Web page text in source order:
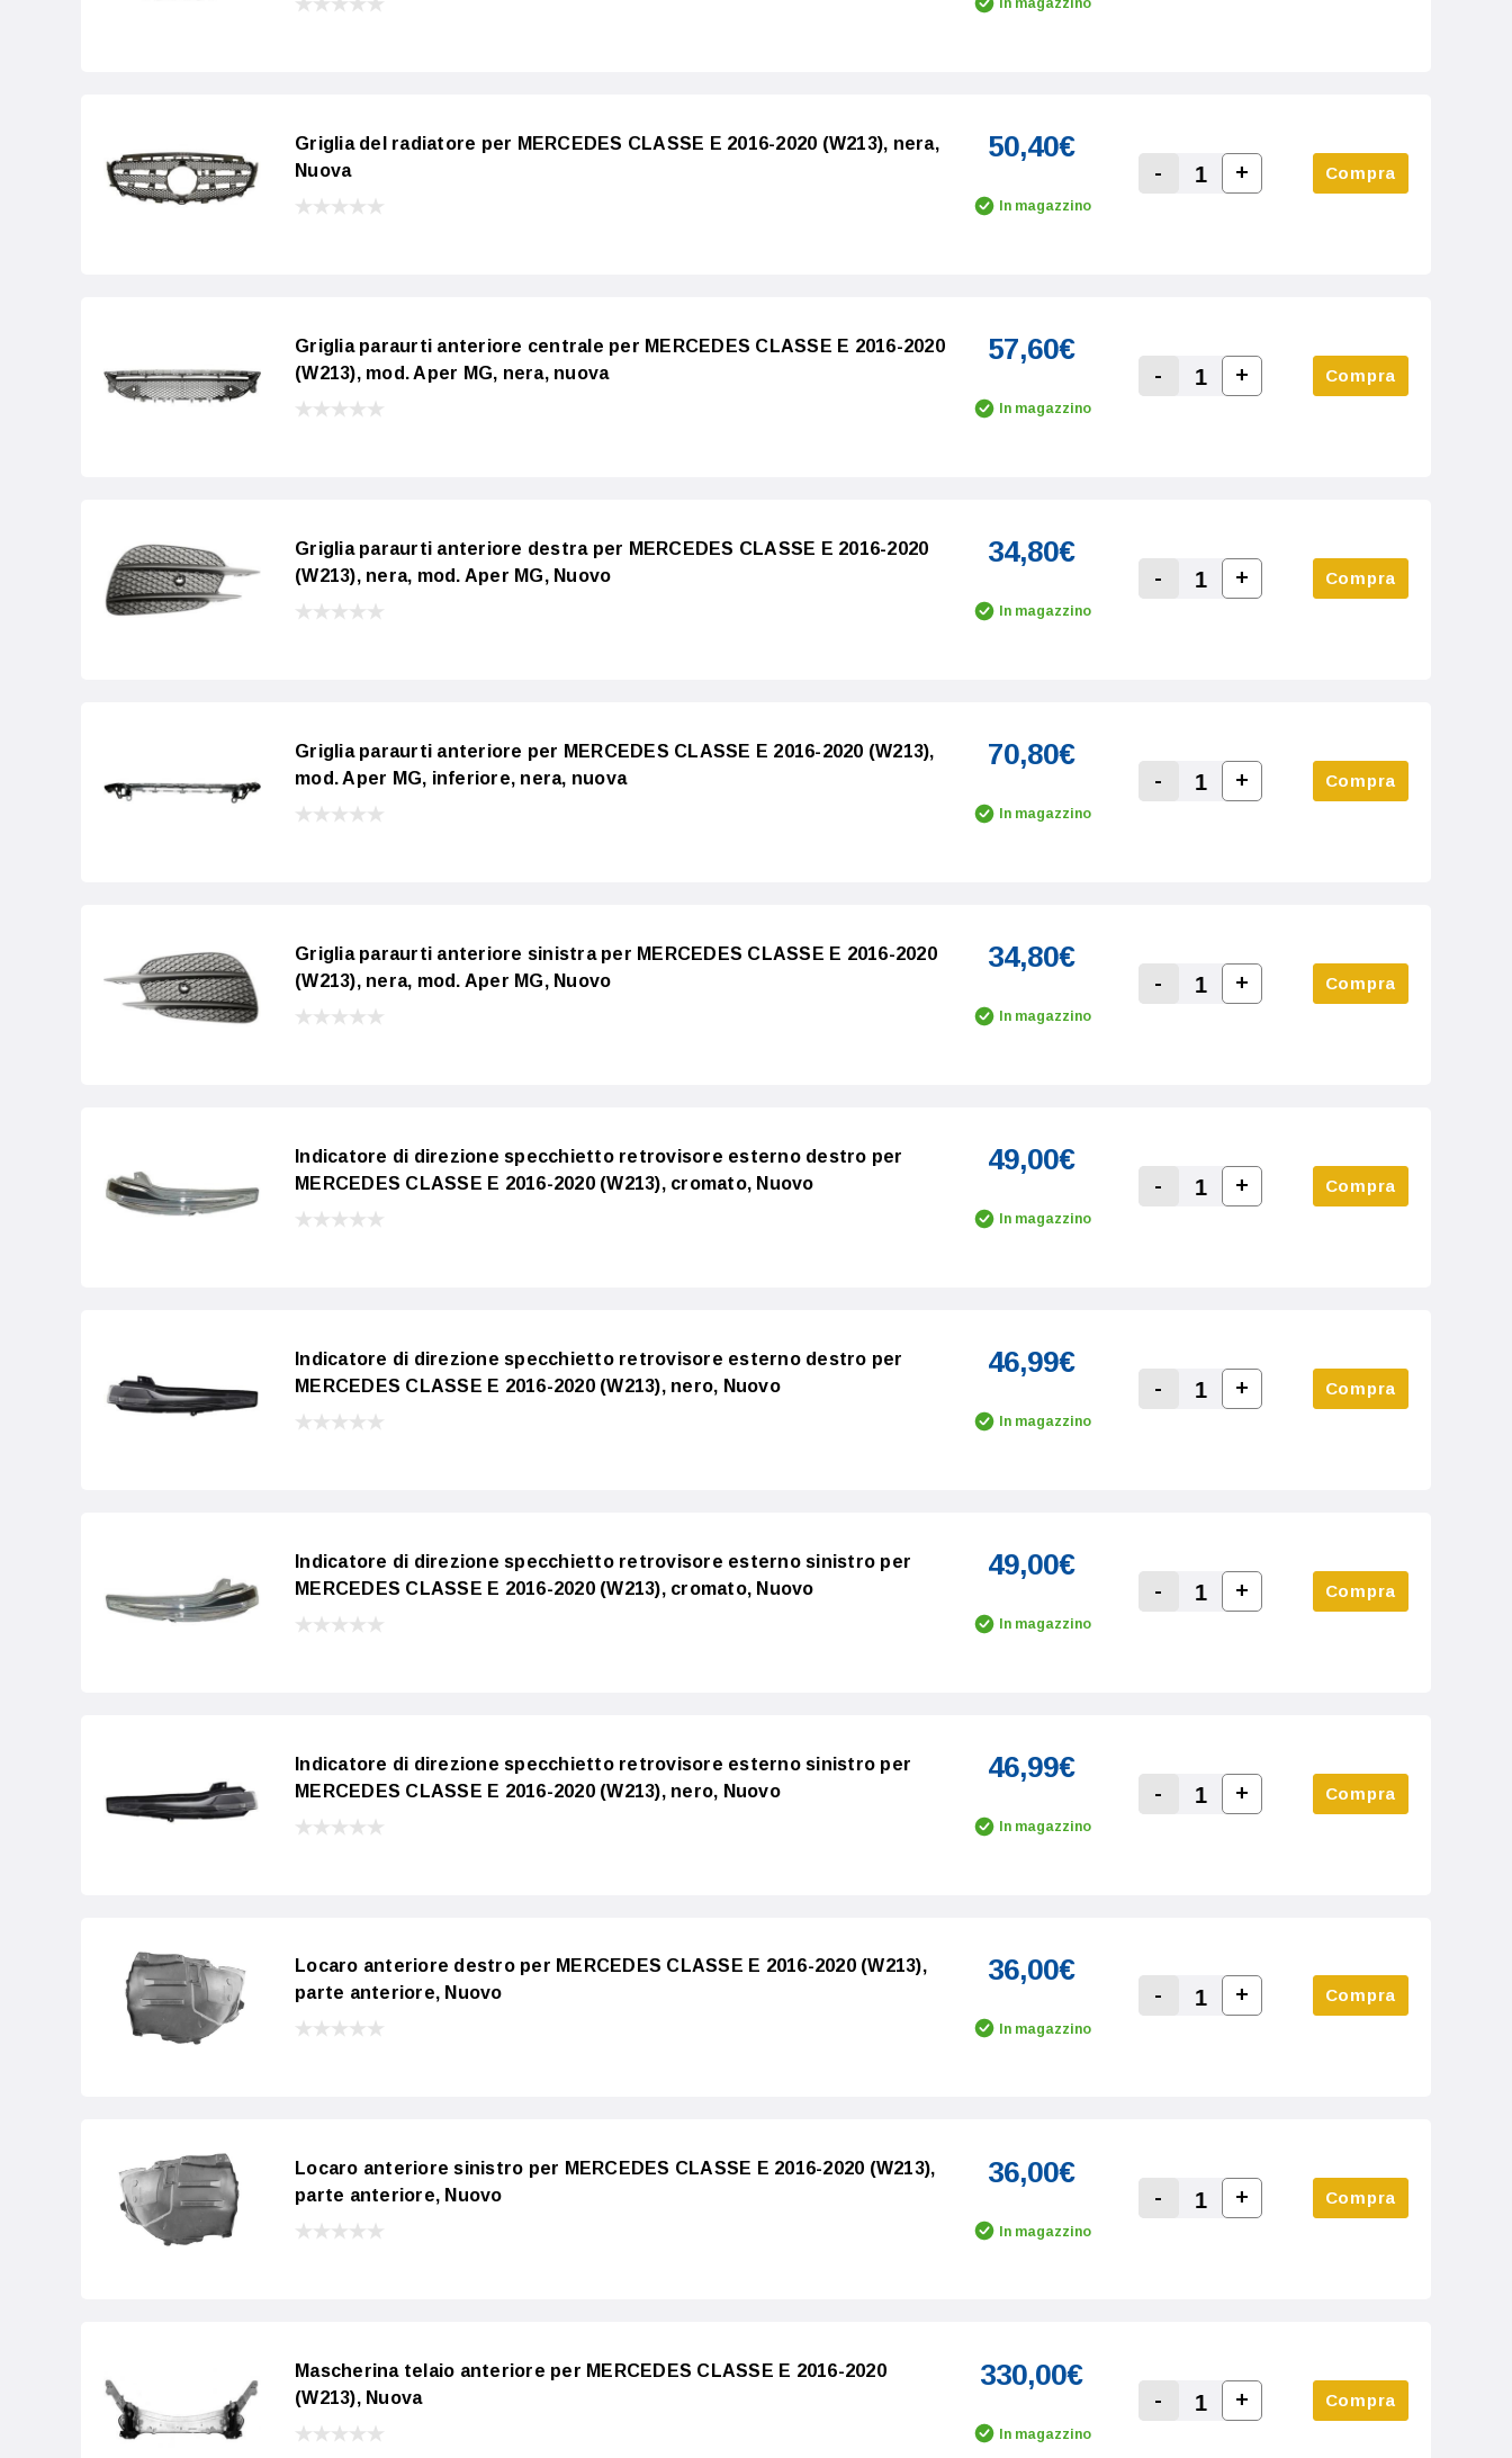
In magazzino
Griglia del radiatore per MERCEDES CLASSE E 2016-2020 (W213), nera,
Nuova
50,40€
In magazzino Decrease Quantity:
-
Increase Quantity:
+ Compra
Griglia paraurti anteriore centrale per MERCEDES CLASSE E 2016-2020
(W213), mod. Aper MG, nera, nuova
57,60€
In magazzino Decrease Quantity:
-
Increase Quantity:
+ Compra
Griglia paraurti anteriore destra per MERCEDES CLASSE E 2016-2020
(W213), nera, mod. Aper MG, Nuovo
34,80€
In magazzino Decrease Quantity:
-
Increase Quantity:
+ Compra
Griglia paraurti anteriore per MERCEDES CLASSE E 2016-2020 (W213),
mod. Aper MG, inferiore, nera, nuova
70,80€
In magazzino Decrease Quantity:
-
Increase Quantity:
+ Compra
Griglia paraurti anteriore sinistra per MERCEDES CLASSE E 2016-2020
(W213), nera, mod. Aper MG, Nuovo
34,80€
In magazzino Decrease Quantity:
-
Increase Quantity:
+ Compra
Indicatore di direzione specchietto retrovisore esterno destro per
MERCEDES CLASSE E 2016-2020 (W213), cromato, Nuovo
49,00€
In magazzino Decrease Quantity:
-
Increase Quantity:
+ Compra
Indicatore di direzione specchietto retrovisore esterno destro per
MERCEDES CLASSE E 2016-2020 (W213), nero, Nuovo
46,99€
In magazzino Decrease Quantity:
-
Increase Quantity:
+ Compra
Indicatore di direzione specchietto retrovisore esterno sinistro per
MERCEDES CLASSE E 2016-2020 (W213), cromato, Nuovo
49,00€
In magazzino Decrease Quantity:
-
Increase Quantity:
+ Compra
Indicatore di direzione specchietto retrovisore esterno sinistro per
MERCEDES CLASSE E 2016-2020 (W213), nero, Nuovo
46,99€
In magazzino Decrease Quantity:
-
Increase Quantity:
+ Compra
Locaro anteriore destro per MERCEDES CLASSE E 2016-2020 (W213),
parte anteriore, Nuovo
36,00€
In magazzino
-
Increase Quantity:
+ Compra
Locaro anteriore sinistro per MERCEDES CLASSE E 2016-2020 (W213),
parte anteriore, Nuovo
36,00€
In magazzino
-
Increase Quantity:
+ Compra
Mascherina telaio anteriore per MERCEDES CLASSE E 2016-2020
(W213), Nuova
330,00€
In magazzino Decrease Quantity:
-
Increase Quantity:
+ Compra